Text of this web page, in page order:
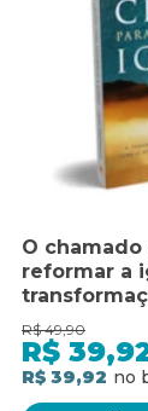
O
reformar a
quando a
evangelho
R$ 49,90
R$
R$ 39,92